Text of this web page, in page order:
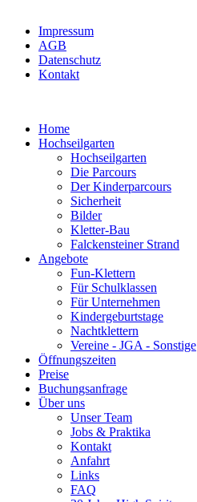
Impressum
AGB
Datenschutz
Kontakt
Home
Hochseilgarten
Hochseilgarten
Die Parcours
Der Kinderparcours
Sicherheit
Bilder
Kletter-Bau
Falckensteiner Strand
Angebote
Fun-Klettern
Für Schulklassen
Für Unternehmen
Kindergeburtstage
Nachtklettern
Vereine - JGA - Sonstige
Öffnungszeiten
Preise
Buchungsanfrage
Über uns
Unser Team
Jobs & Praktika
Kontakt
Anfahrt
Links
FAQ